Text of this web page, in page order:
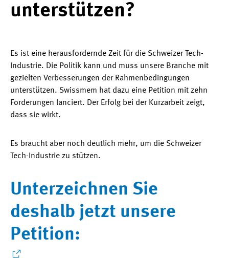
unterstützen?
Es ist eine herausfordernde Zeit für die Schweizer Tech-
Industrie. Die Politik kann und muss unsere Branche mit
gezielten Verbesserungen der Rahmenbedingungen
unterstützen. Swissmem hat dazu eine Petition mit zehn
Forderungen lanciert. Der Erfolg bei der Kurzarbeit zeigt,
dass sie wirkt.
Es braucht aber noch deutlich mehr, um die Schweizer
Tech-Industrie zu stützen.
Unterzeichnen Sie
deshalb jetzt unsere
Petition: